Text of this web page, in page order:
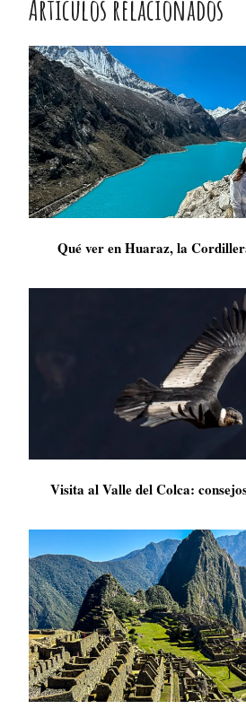
Artículos relacionados
Qué ver en Huaraz, la
Visita al Valle del Colca: